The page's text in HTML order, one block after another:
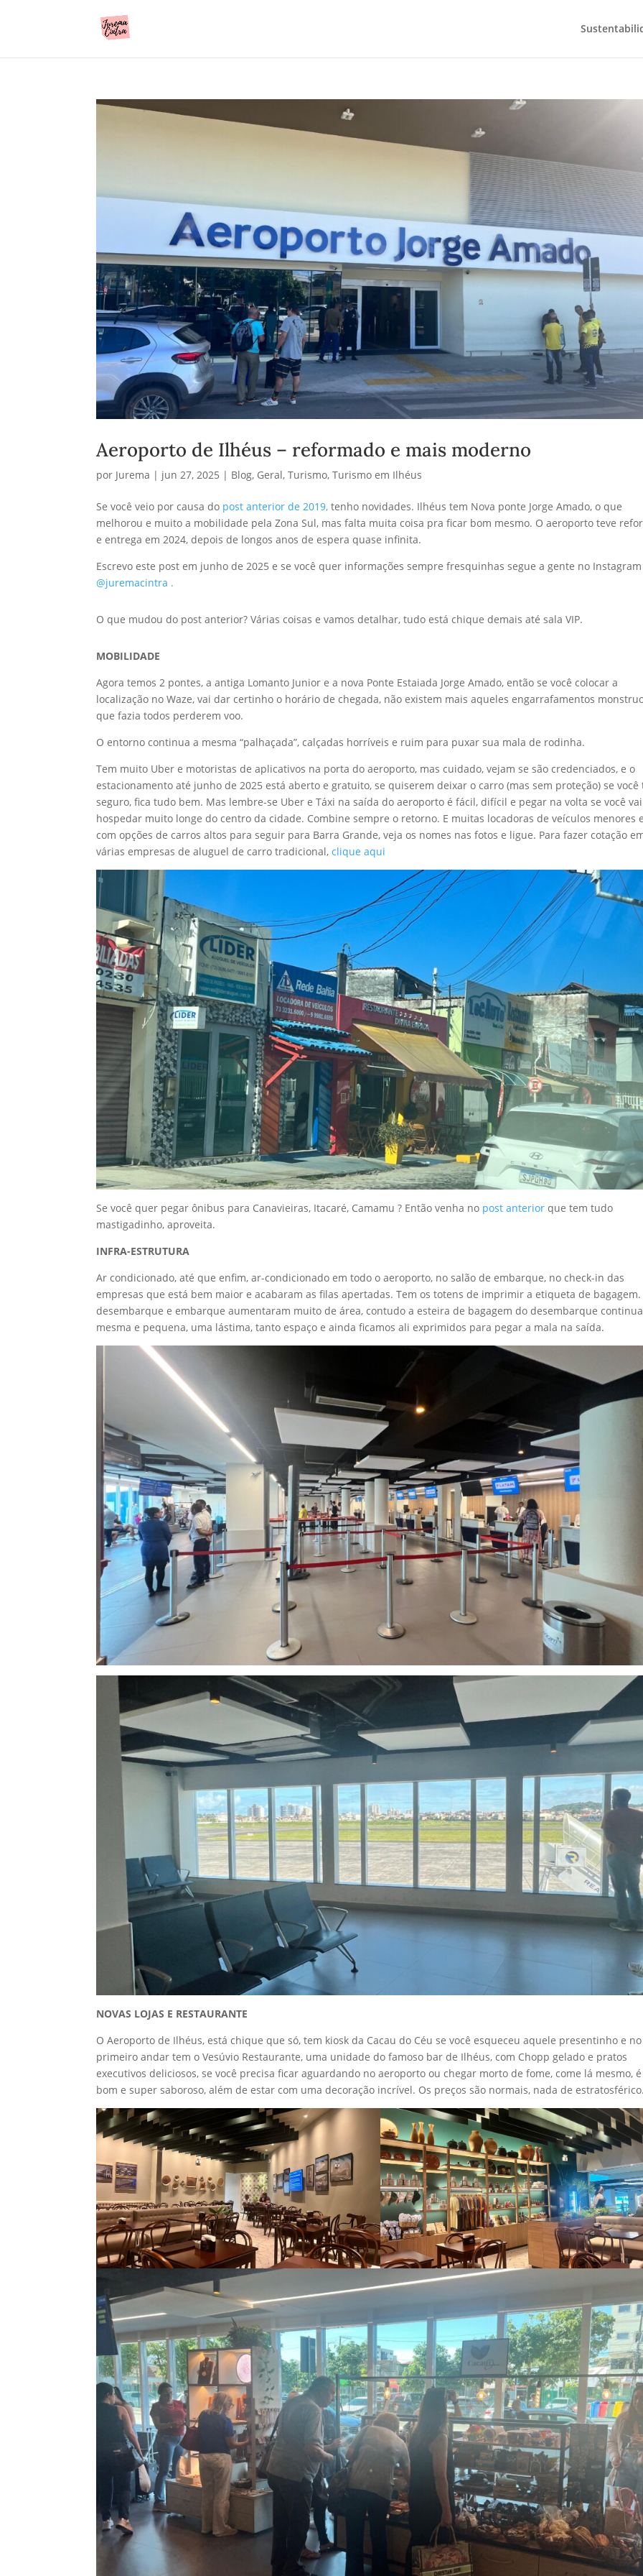
Aeroporto de Ilhéus – reformado e mais moderno
por Jurema | jun 27, 2025 | Blog, Geral,Turismo,Turismo em Ilhéus
Se você veio por causa do post anterior de 2019, tenho novidades. Ilhéus tem Nova ponte Jorge Amado, o que
melhorou e muito a mobilidade pela Zona Sul, mas falta muita coisa pra ficar bom mesmo. O aeroporto teve
e entrega em 2024, depois de longos anos de espera quase infinita.
Escrevo este post em junho de 2025 e se você quer informações sempre fresquinhas segue a gente no Instagram
@juremacintra .
O que mudou do post anterior? Várias coisas e vamos detalhar, tudo está chique demais até sala VIP.
MOBILIDADE
Agora temos 2 pontes, a antiga Lomanto Junior e a nova Ponte Estaiada Jorge Amado, então se você colocar a
localização no Waze, vai dar certinho o horário de chegada, não existem mais aqueles engarrafamentos
que fazia todos perderem voo.
O entorno continua a mesma “palhaçada”, calçadas horríveis e ruim para puxar sua mala de rodinha.
Tem muito Uber e motoristas de aplicativos na porta do aeroporto, mas cuidado, vejam se são credenciados, e o
estacionamento até junho de 2025 está aberto e gratuito, se quiserem deixar o carro (mas sem proteção) se você
seguro, fica tudo bem. Mas lembre-se Uber e Táxi na saída do aeroporto é fácil, difícil e pegar na volta se você
hospedar muito longe do centro da cidade. Combine sempre o retorno. E muitas locadoras de veículos menores
com opções de carros altos para seguir para Barra Grande, veja os nomes nas fotos e ligue. Para fazer cotação
várias empresas de aluguel de carro tradicional,clique aqui
Se você quer pegar ônibus para Canavieiras, Itacaré, Camamu ? Então venha no post anterior que tem tudo
mastigadinho, aproveita.
INFRA-ESTRUTURA
Ar condicionado, até que enfim, ar-condicionado em todo o aeroporto, no salão de embarque, no check-in das
empresas que está bem maior e acabaram as filas apertadas. Tem os totens de imprimir a etiqueta de bagagem.
desembarque e embarque aumentaram muito de área, contudo a esteira de bagagem do desembarque
mesma e pequena, uma lástima, tanto espaço e ainda ficamos ali exprimidos para pegar a mala na saída.
NOVAS LOJAS E RESTAURANTE
O Aeroporto de Ilhéus, está chique que só, tem kiosk da Cacau do Céu se você esqueceu aquele presentinho e no
primeiro andar tem o Vesúvio Restaurante, uma unidade do famoso bar de Ilhéus, com Chopp gelado e pratos
executivos deliciosos, se você precisa ficar aguardando no aeroporto ou chegar morto de fome, come lá mesmo, é
bom e super saboroso, além de estar com uma decoração incrível. Os preços são normais, nada de